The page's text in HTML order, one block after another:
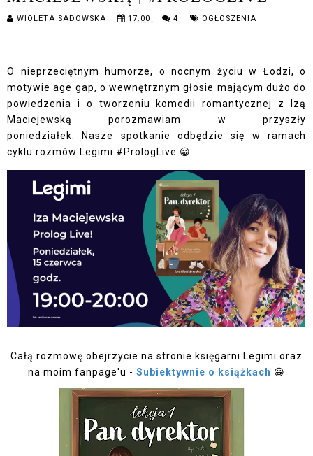
WIOLETA SADOWSKA 17:00 4 OGŁOSZENIA
O nieprzeciętnym humorze, o nocnym życiu w Łodzi, o
motywie age gap, o wewnętrznym głosie mającym dużo do
powiedzenia i o tworzeniu komedii romantycznej z Izą
Maciejewską porozmawiam w przyszły
poniedziałek.
Nasze spotkanie odbędzie się w ramach
cyklu rozmów Legimi #PrologLive 😀
Całą rozmowę obejrzycie na stronie księgarni Legimi oraz
na moim fanpage'u - Subiektywnie o książkach 😀